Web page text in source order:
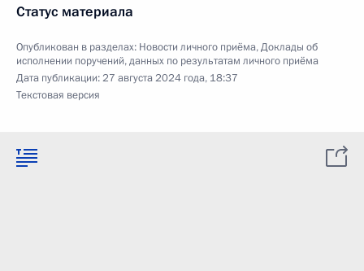
Статус материала
Опубликован в разделах: Новости личного приёма,Доклады об
исполнении поручений, данных по результатам личного приёма
Дата публикации:27 августа 2024 года, 18:37
Текстовая версия